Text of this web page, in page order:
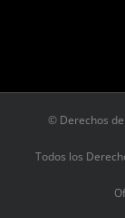
© Derechos
Todos los